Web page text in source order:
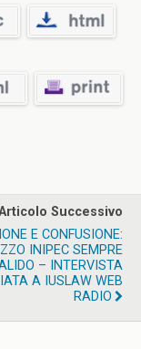
Successivo
E CONFUSIONE:
INIPEC SEMPRE
– INTERVISTA
A IUSLAW WEB
RADIO